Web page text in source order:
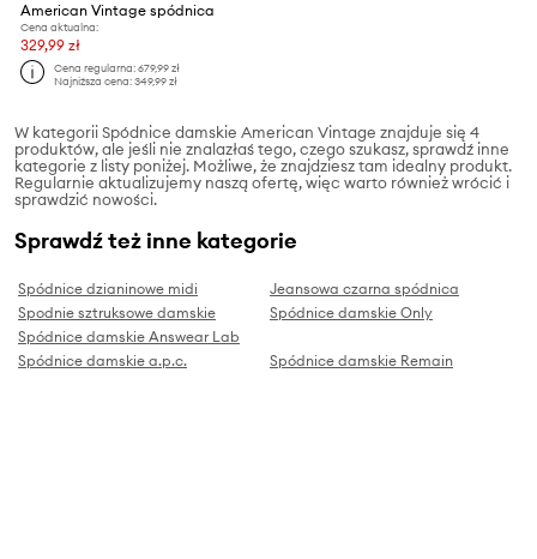
American Vintage spódnica
Cena aktualna:
329,99 zł
Cena regularna:679,99 zł
Najniższa cena:349,99 zł
W kategorii Spódnice damskie American Vintage znajduje się 4
produktów, ale jeśli nie znalazłaś tego, czego szukasz, sprawdź inne
kategorie z listy poniżej. Możliwe, że znajdziesz tam idealny produkt.
Regularnie aktualizujemy naszą ofertę, więc warto również wrócić i
sprawdzić nowości.
Sprawdź też inne kategorie
Spódnice dzianinowe midi
Jeansowa czarna spódnica
Spodnie sztruksowe damskie
Spódnice damskie Only
Spódnice damskie Answear Lab
Spódnice damskie a.p.c.
Spódnice damskie Remain